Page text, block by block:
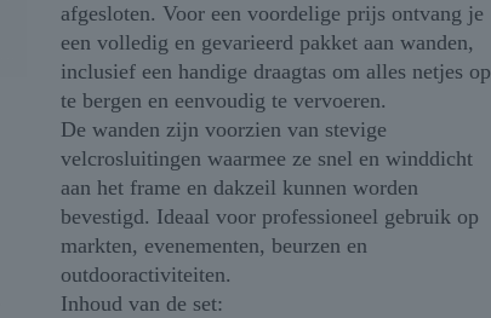
afgesloten. Voor een voordelige prijs ontvang je
een volledig en gevarieerd pakket aan wanden,
inclusief een handige draagtas om alles netjes op
te bergen en eenvoudig te vervoeren.
De wanden zijn voorzien van stevige
velcrosluitingen waarmee ze snel en winddicht
aan het frame en dakzeil kunnen worden
bevestigd. Ideaal voor professioneel gebruik op
markten, evenementen, beurzen en
outdooractiviteiten.
Inhoud van de set: